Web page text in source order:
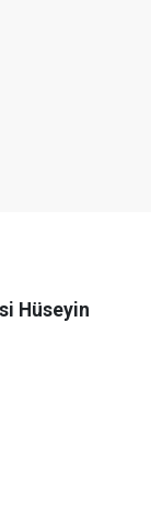
Hüseyin